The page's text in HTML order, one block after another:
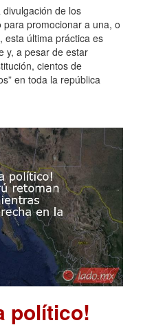
de los
promocionar a una, o
esta última práctica es
y, a pesar de estar
cientos de
en toda la república
político!